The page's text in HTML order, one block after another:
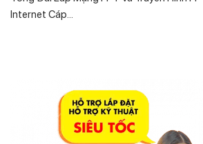
Internet Cáp...